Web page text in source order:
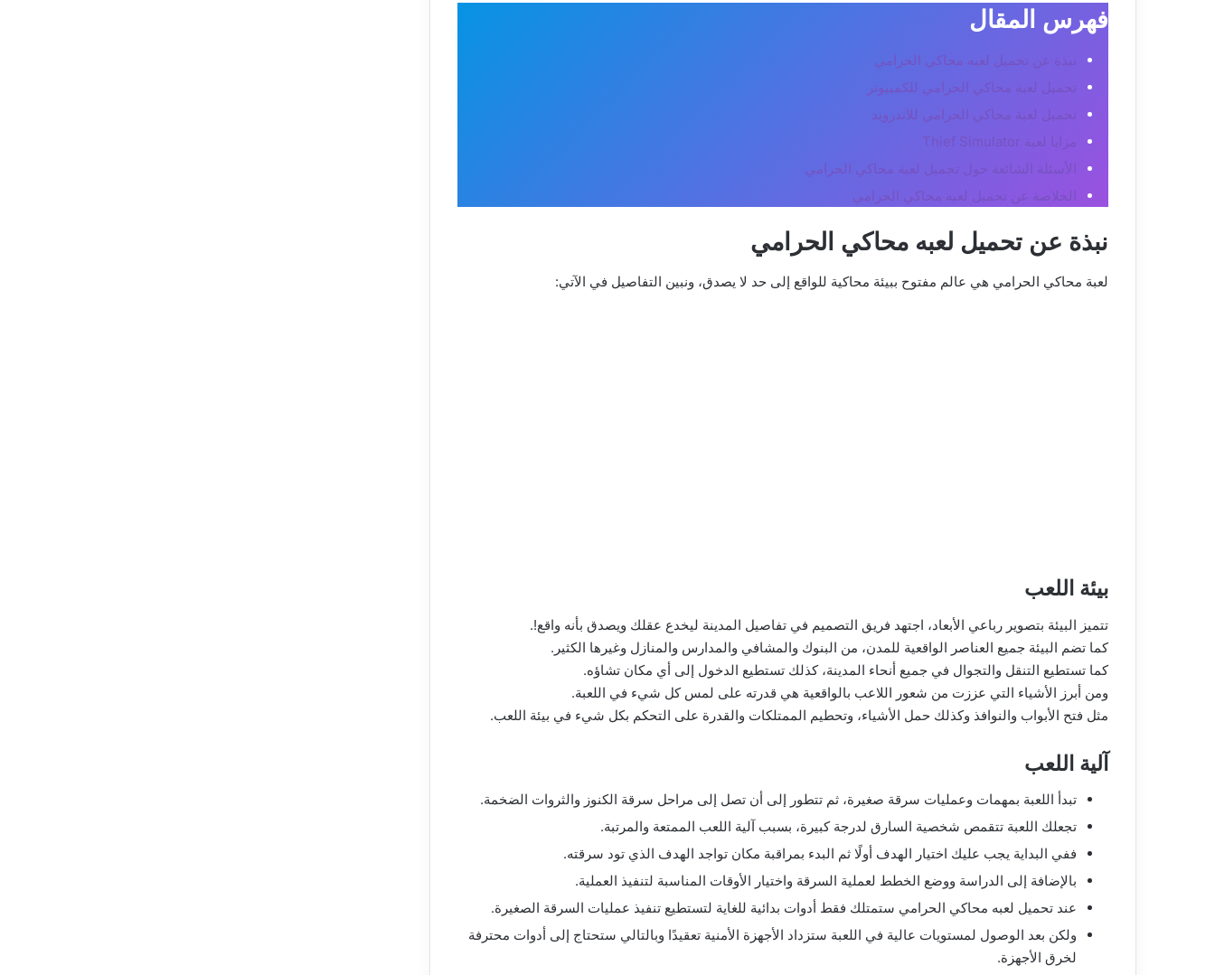
فهرس المقال
نبذة عن تحميل لعبه محاكي الحرامي
تحميل لعبة محاكي الحرامي للكمبيوتر
تحميل لعبة محاكي الحرامي للاندرويد
مزايا لعبة Thief Simulator
الأسئلة الشائعة حول تحميل لعبة محاكي الحرامي
الخلاصة عن تحميل لعبه محاكي الحرامي
نبذة عن تحميل لعبه محاكي الحرامي
لعبة محاكي الحرامي هي عالم مفتوح ببيئة محاكية للواقع إلى حد لا يصدق، ونبين التفاصيل في الآتي:
بيئة اللعب
تتميز البيئة بتصوير رباعي الأبعاد، اجتهد فريق التصميم في تفاصيل المدينة ليخدع عقلك ويصدق بأنه واقع!.
كما تضم البيئة جميع العناصر الواقعية للمدن، من البنوك والمشافي والمدارس والمنازل وغيرها الكثير.
كما تستطيع التنقل والتجوال في جميع أنحاء المدينة، كذلك تستطيع الدخول إلى أي مكان تشاؤه.
ومن أبرز الأشياء التي عززت من شعور اللاعب بالواقعية هي قدرته على لمس كل شيء في اللعبة.
مثل فتح الأبواب والنوافذ وكذلك حمل الأشياء، وتحطيم الممتلكات والقدرة على التحكم بكل شيء في بيئة اللعب.
آلية اللعب
تبدأ اللعبة بمهمات وعمليات سرقة صغيرة، ثم تتطور إلى أن تصل إلى مراحل سرقة الكنوز والثروات الضخمة.
تجعلك اللعبة تتقمص شخصية السارق لدرجة كبيرة، بسبب آلية اللعب الممتعة والمرتبة.
ففي البداية يجب عليك اختيار الهدف أولًا ثم البدء بمراقبة مكان تواجد الهدف الذي تود سرقته.
بالإضافة إلى الدراسة ووضع الخطط لعملية السرقة واختيار الأوقات المناسبة لتنفيذ العملية.
عند تحميل لعبه محاكي الحرامي ستمتلك فقط أدوات بدائية للغاية لتستطيع تنفيذ عمليات السرقة الصغيرة.
ولكن بعد الوصول لمستويات عالية في اللعبة ستزداد الأجهزة الأمنية تعقيدًا وبالتالي ستحتاج إلى أدوات محترفة
لخرق الأجهزة.